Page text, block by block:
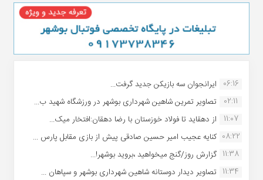
06:16 ایرانجوان سه بازیکن جدید گرفت...
02:11
تصاویر تمرین شاهین شهردارى بوشهر در ورزشگاه شهید ب...
11:07
از دهقاید تا فولاد خوزستان با رضا دهقان:افتخار میک...
08:22 کنایه عجیب امیر حسین صادقی پیش از بازی مقابل پارس ...
11:38 گزارش روز/گنج میخواهید ،بروید بوشهر!...
11:34 تصاویر دیدار دوستانه شاهین شهردارى بوشهر و سپاهان ...